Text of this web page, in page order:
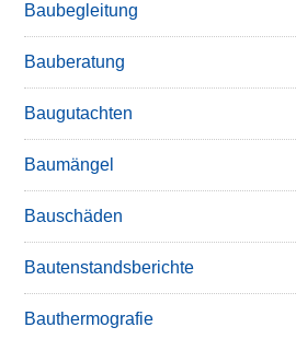
Baubegleitung
Bauberatung
Baugutachten
Baumängel
Bauschäden
Bautenstandsberichte
Bauthermografie